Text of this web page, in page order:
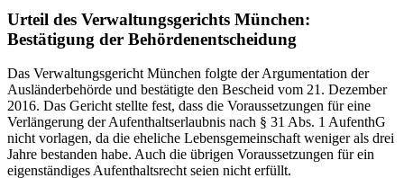
Urteil des Verwaltungsgerichts München:
Bestätigung der Behördenentscheidung
Das Verwaltungsgericht München folgte der Argumentation der
Ausländerbehörde und bestätigte den Bescheid vom 21. Dezember
2016. Das Gericht stellte fest, dass die Voraussetzungen für eine
Verlängerung der Aufenthaltserlaubnis nach § 31 Abs. 1 AufenthG
nicht vorlagen, da die eheliche Lebensgemeinschaft weniger als drei
Jahre bestanden habe. Auch die übrigen Voraussetzungen für ein
eigenständiges Aufenthaltsrecht seien nicht erfüllt.